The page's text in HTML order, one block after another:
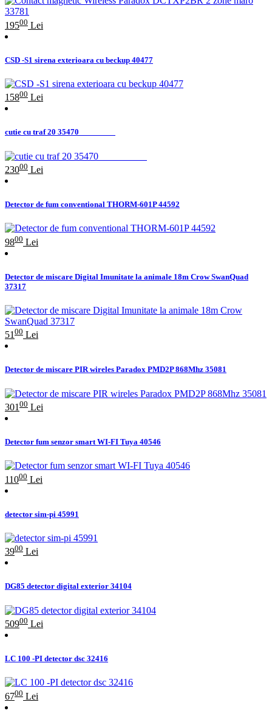
19500 Lei
CSD -S1 sirena exterioara cu beckup 40477
15800 Lei
cutie cu traf 20 35470
23000 Lei
Detector de fum conventional THORM-601P 44592
9800 Lei
Detector de miscare Digital Imunitate la animale 18m Crow SwanQuad
37317
51 00 Lei
Detector de miscare PIR wireles Paradox PMD2P 868Mhz 35081
301 00 Lei
Detector fum senzor smart WI-FI Tuya 40546
11000 Lei
detector sim-pi 45991
3900 Lei
DG85 detector digital exterior 34104
50900 Lei
LC 100 -PI detector dsc 32416
6700 Lei